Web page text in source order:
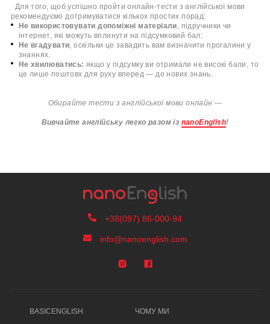
Для того, щоб успішно пройтионлайн-тести з англійської мови
рекомендуємо дотримуватися кількох простих порад:
Не використовувати допоміжні матеріали, підручники чи
інтернет, які можуть вплинути на підсумковий бал;
Не вгадувати, оскільки це завадить вам визначити прогалини у
знаннях.
Не хвилюватись: якщо у підсумку ви отримали не високі бали, то
це лише поштовх для руху вперед— до нових знань.
Обирайте тести з англійської мови онлайн —
Вивчайте англійську легко разом із nanoEnglish!
+38(097) 86-000-94
info@nanoenglish.com
BASICENGLISH ЧОМУ МИ